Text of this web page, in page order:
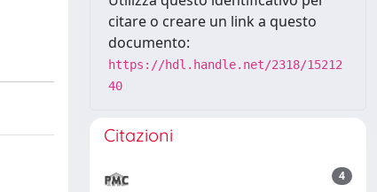
citare o creare un link a questo
documento:
https://hdl.handle.net/2318/15212
40
Citazioni
4